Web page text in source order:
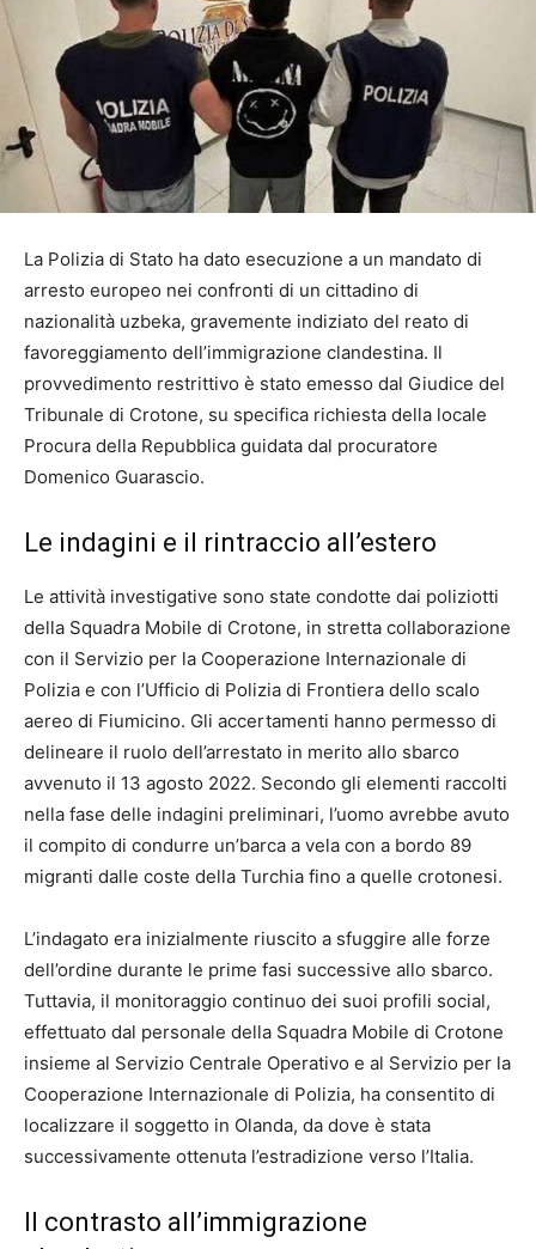
La Polizia di Stato ha dato esecuzione a un mandato di
arresto europeo nei confronti di un cittadino di
nazionalità uzbeka, gravemente indiziato del reato di
favoreggiamento dell’immigrazione clandestina. Il
provvedimento restrittivo è stato emesso dal Giudice del
Tribunale di Crotone, su specifica richiesta della locale
Procura della Repubblica guidata dal procuratore
Domenico Guarascio.
Le indagini e il rintraccio all’estero
Le attività investigative sono state condotte dai poliziotti
della Squadra Mobile di Crotone, in stretta collaborazione
con il Servizio per la Cooperazione Internazionale di
Polizia e con l’Ufficio di Polizia di Frontiera dello scalo
aereo di Fiumicino. Gli accertamenti hanno permesso di
delineare il ruolo dell’arrestato in merito allo sbarco
avvenuto il 13 agosto 2022. Secondo gli elementi raccolti
nella fase delle indagini preliminari, l’uomo avrebbe avuto
il compito di condurre un’barca a vela con a bordo 89
migranti dalle coste della Turchia fino a quelle crotonesi.
L’indagato era inizialmente riuscito a sfuggire alle forze
dell’ordine durante le prime fasi successive allo sbarco.
Tuttavia, il monitoraggio continuo dei suoi profili social,
effettuato dal personale della Squadra Mobile di Crotone
insieme al Servizio Centrale Operativo e al Servizio per la
Cooperazione Internazionale di Polizia, ha consentito di
localizzare il soggetto in Olanda, da dove è stata
successivamente ottenuta l’estradizione verso l’Italia.
Il contrasto all’immigrazione